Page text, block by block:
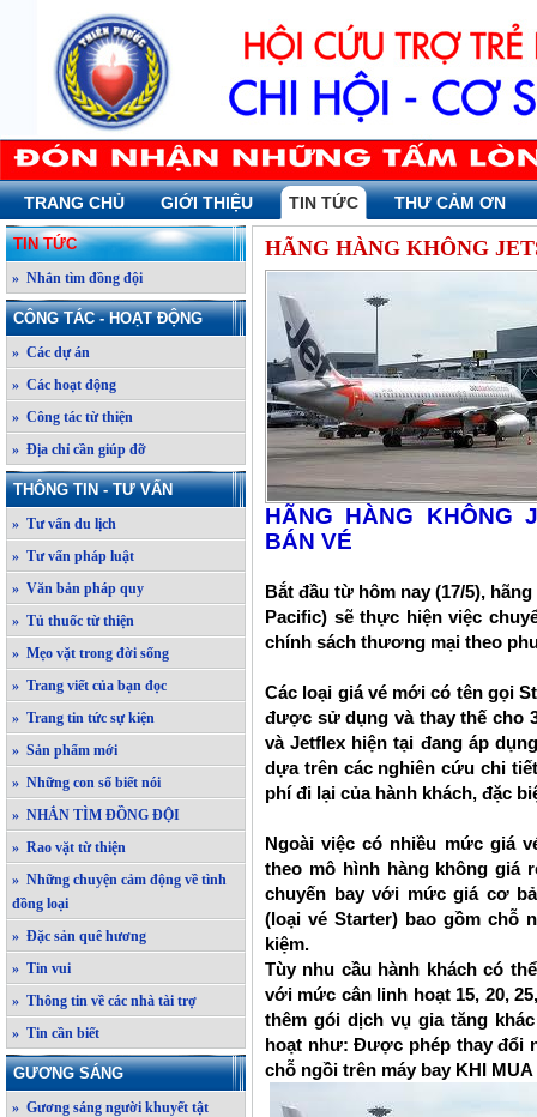
TRANG CHỦ GIỚI THIỆU TIN TỨC THƯ CẢM ƠN
TIN TỨC
» Nhắn tìm đồng đội
CÔNG TÁC - HOẠT ĐỘNG
» Các dự án
» Các hoạt động
» Công tác từ thiện
» Địa chỉ cần giúp đỡ
THÔNG TIN - TƯ VẤN
» Tư vấn du lịch
» Tư vấn pháp luật
» Văn bản pháp quy
» Tủ thuốc từ thiện
» Mẹo vặt trong đời sống
» Trang viết của bạn đọc
» Trang tin tức sự kiện
» Sản phẩm mới
» Những con số biết nói
» NHẮN TÌM ĐỒNG ĐỘI
» Rao vặt từ thiện
» Những chuyện cảm động về tình
đồng loại
» Đặc sản quê hương
» Tin vui
» Thông tin về các nhà tài trợ
» Tin cần biết
GƯƠNG SÁNG
» Gương sáng người khuyết tật
HÃNG HÀNG KHÔNG
HÃNG HÀNG KHÔNG
BÁN VÉ
Bắt đầu từ hôm nay (17/5),
Pacific) sẽ thực hiện việc
chính sách thương mại theo
Các loại giá vé mới có tên gọi
được sử dụng và thay thế cho
và Jetflex hiện tại đang áp
dựa trên các nghiên cứu chi
phí đi lại của hành khách, đặc
Ngoài việc có nhiều mức giá
theo mô hình hàng không giá
chuyến bay với mức giá cơ
(loại vé Starter) bao gồm chỗ
kiệm.
Tùy nhu cầu hành khách có
với mức cân linh hoạt 15, 20,
thêm gói dịch vụ gia tăng
hoạt như: Được phép thay đổi
chỗ ngồi trên máy bay KHI MUA